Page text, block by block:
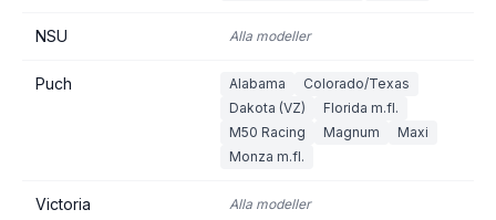
NSU Alla modeller
Puch Alabama
Colorado/Texas
Dakota (VZ)
Florida m.fl.
M50 Racing
Magnum
Maxi
Monza m.fl.
Victoria Alla modeller